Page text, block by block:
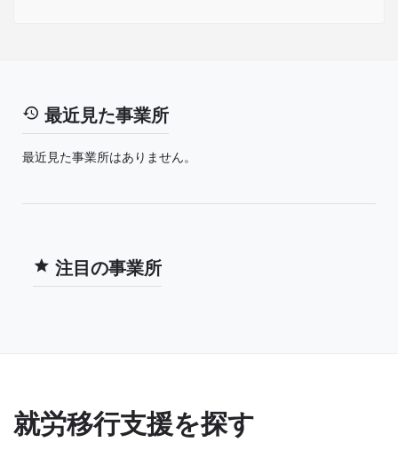
最近見た事業所
最近見た事業所はありません。
注目の事業所
就労移行支援を探す